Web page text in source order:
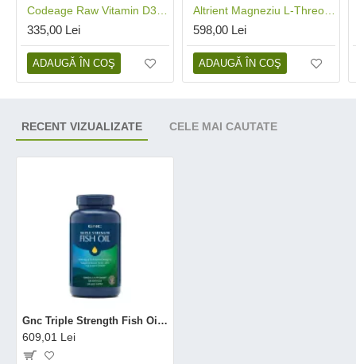
335,00 Lei
ADAUGĂ ÎN COŞ
598,00 Lei
ADAUGĂ ÎN COŞ
RECENT VIZUALIZATE CELE MAI CAUTATE
Gnc Triple Strength Fish Oil, Ulei De Peste 1000 Mg Omega 3 Epa Si Dha, 120 Cps
609,01 Lei